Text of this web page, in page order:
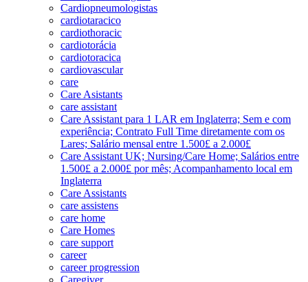
Cardiopneumologistas
cardiotaracico
cardiothoracic
cardiotorácia
cardiotoracica
cardiovascular
care
Care Asistants
care assistant
Care Assistant para 1 LAR em Inglaterra; Sem e com
experiência; Contrato Full Time diretamente com os
Lares; Salário mensal entre 1.500£ a 2.000£
Care Assistant UK; Nursing/Care Home; Salários entre
1.500£ a 2.000£ por mês; Acompanhamento local em
Inglaterra
Care Assistants
care assistens
care home
Care Homes
care support
career
career progression
Caregiver